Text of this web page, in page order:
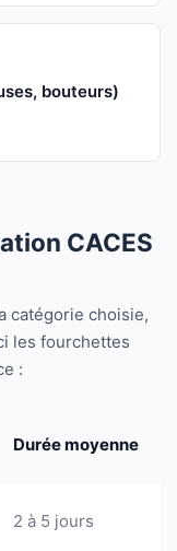
bouteurs)
CACES
catégorie choisie,
les fourchettes
:
Durée moyenne
2 à 5 jours